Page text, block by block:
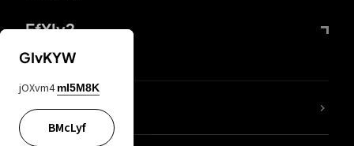
FfYIy2
KIjvtr
GIvKYW
jOXvm4 mI5M8K
BMcLyf